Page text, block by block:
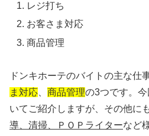
レジ打ち
お客さま対応
商品管理
ドンキホーテのバイトの主な仕
ま対応
商品管理の3つです。
いてご紹介しますが、その他に
導、清掃、ＰＯＰライターなど